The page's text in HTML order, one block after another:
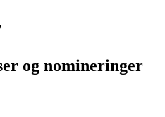
og nomineringer